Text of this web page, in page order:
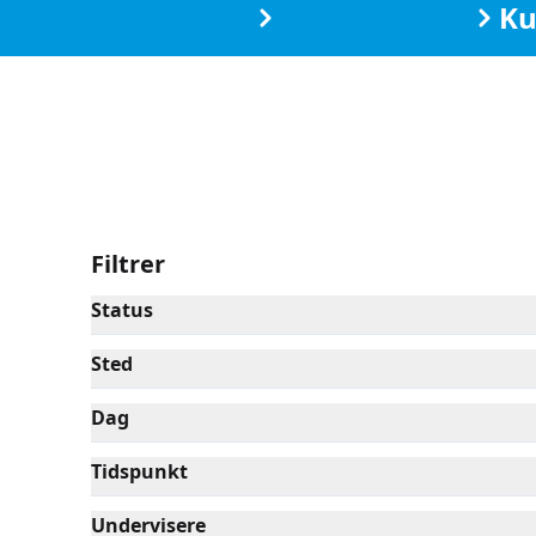
Filtrer
Status
Sted
Dag
Tidspunkt
Undervisere